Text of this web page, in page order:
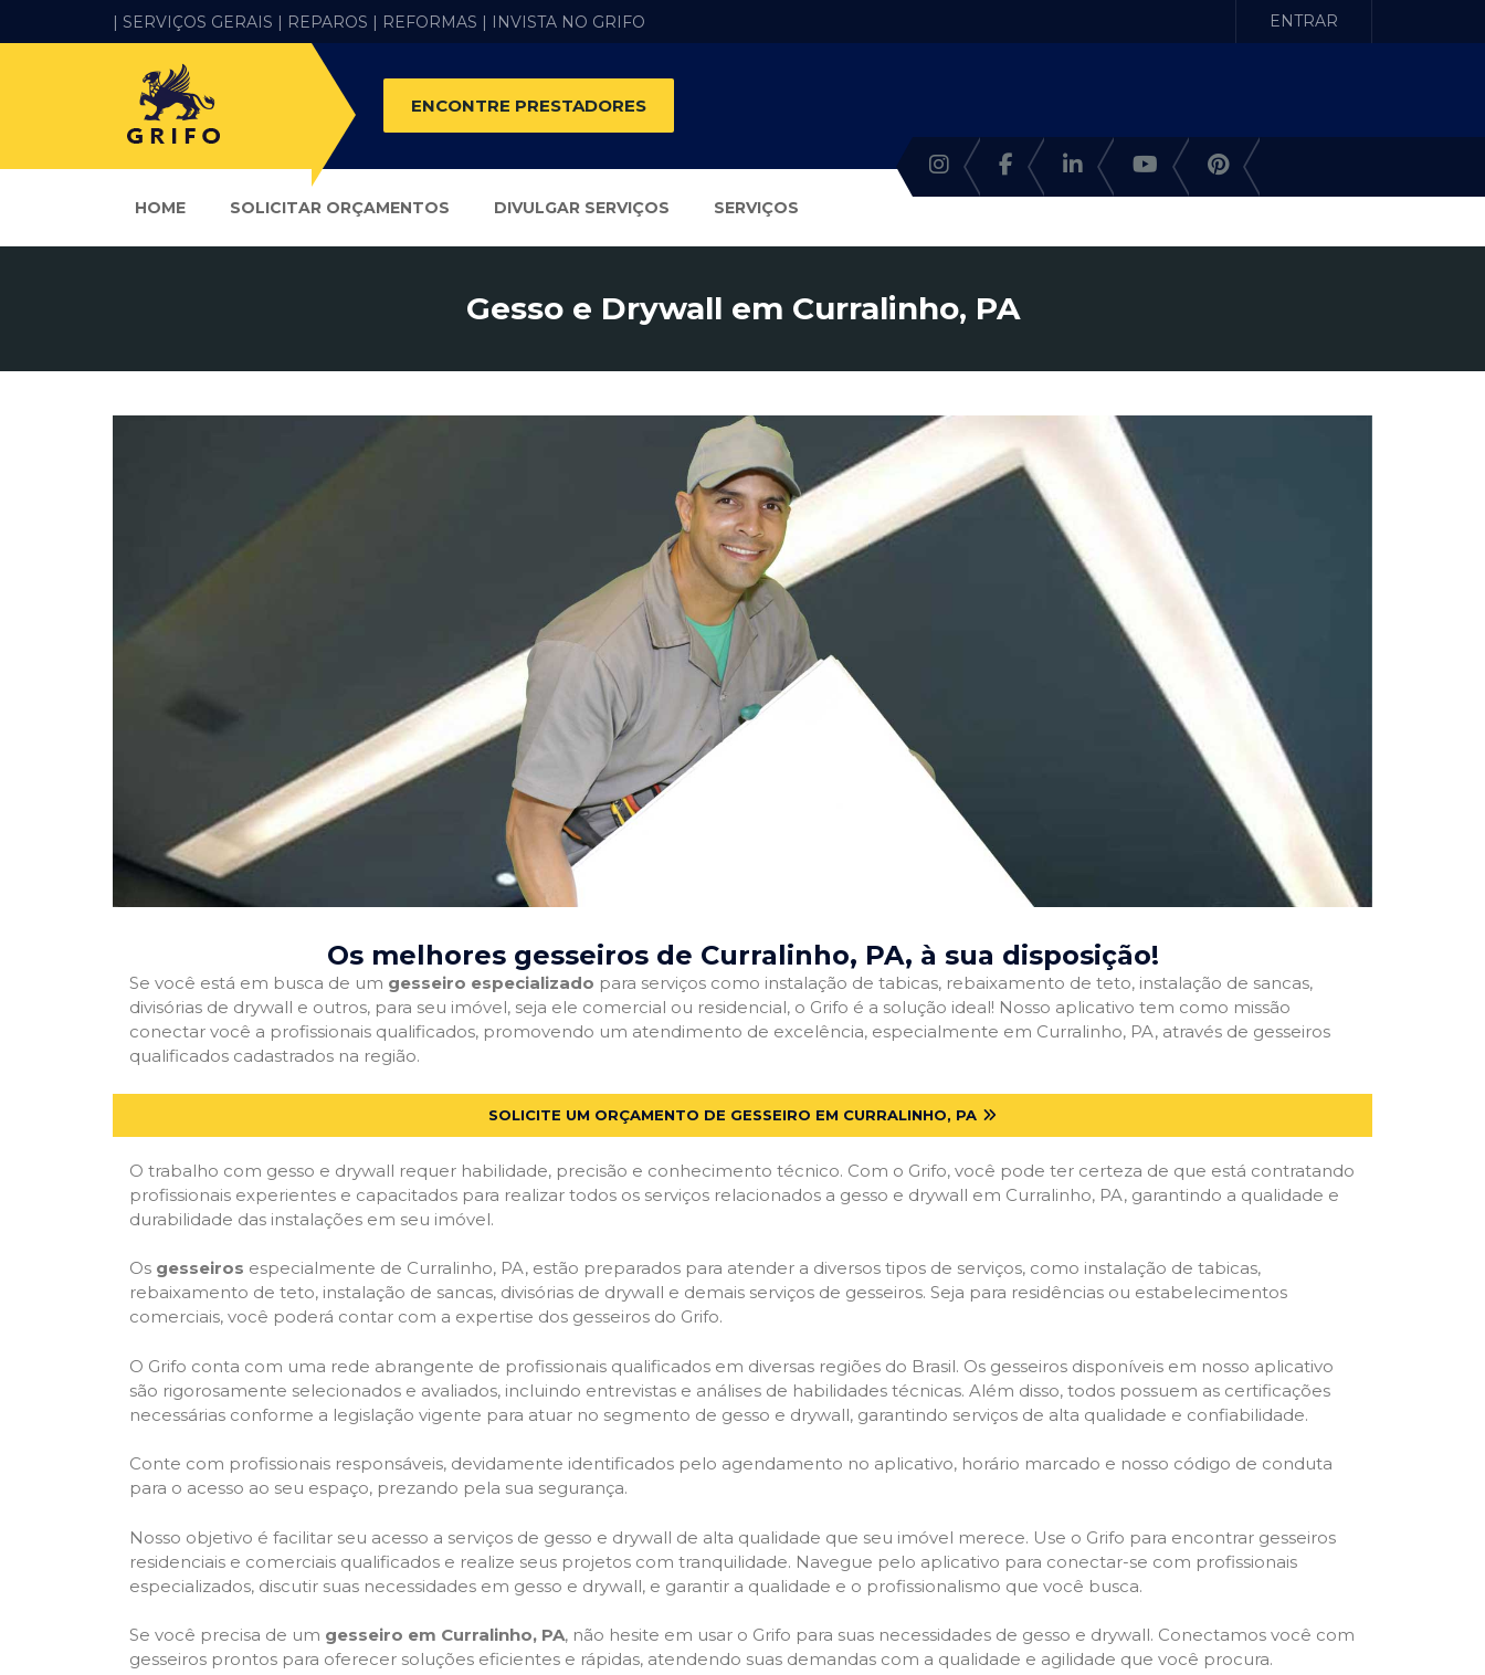
| SERVIÇOS GERAIS | REPAROS | REFORMAS | INVISTA NO GRIFO ENTRAR
ENCONTRE PRESTADORES
HOME SOLICITAR ORÇAMENTOS DIVULGAR SERVIÇOS SERVIÇOS
Gesso e Drywall em Curralinho, PA
Os melhores gesseiros de Curralinho, PA, à sua disposição!
Se você está em busca de um gesseiro especializado para serviços como instalação de tabicas, rebaixamento de teto, instalação de sancas,
divisórias de drywall e outros, para seu imóvel, seja ele comercial ou residencial, o Grifo é a solução ideal! Nosso aplicativo tem como missão
conectar você a profissionais qualificados, promovendo um atendimento de excelência, especialmente em Curralinho, PA, através de gesseiros
qualificados cadastrados na região.
SOLICITE UM ORÇAMENTO DE GESSEIRO EM CURRALINHO, PA
O trabalho com gesso e drywall requer habilidade, precisão e conhecimento técnico. Com o Grifo, você pode ter certeza de que está contratando
profissionais experientes e capacitados para realizar todos os serviços relacionados a gesso e drywall em Curralinho, PA, garantindo a qualidade e
durabilidade das instalações em seu imóvel.
Os gesseiros especialmente de Curralinho, PA, estão preparados para atender a diversos tipos de serviços, como instalação de tabicas,
rebaixamento de teto, instalação de sancas, divisórias de drywall e demais serviços de gesseiros. Seja para residências ou estabelecimentos
comerciais, você poderá contar com a expertise dos gesseiros do Grifo.
O Grifo conta com uma rede abrangente de profissionais qualificados em diversas regiões do Brasil. Os gesseiros disponíveis em nosso aplicativo
são rigorosamente selecionados e avaliados, incluindo entrevistas e análises de habilidades técnicas. Além disso, todos possuem as certificações
necessárias conforme a legislação vigente para atuar no segmento de gesso e drywall, garantindo serviços de alta qualidade e confiabilidade.
Conte com profissionais responsáveis, devidamente identificados pelo agendamento no aplicativo, horário marcado e nosso código de conduta
para o acesso ao seu espaço, prezando pela sua segurança.
Nosso objetivo é facilitar seu acesso a serviços de gesso e drywall de alta qualidade que seu imóvel merece. Use o Grifo para encontrar gesseiros
residenciais e comerciais qualificados e realize seus projetos com tranquilidade. Navegue pelo aplicativo para conectar-se com profissionais
especializados, discutir suas necessidades em gesso e drywall, e garantir a qualidade e o profissionalismo que você busca.
Se você precisa de um gesseiro em Curralinho, PA, não hesite em usar o Grifo para suas necessidades de gesso e drywall. Conectamos você com
gesseiros prontos para oferecer soluções eficientes e rápidas, atendendo suas demandas com a qualidade e agilidade que você procura.